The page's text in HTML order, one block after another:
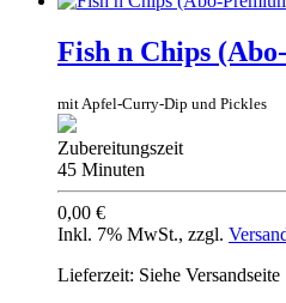
Fish n Chips
mit Apfel-Curry-Dip und Pickles
Zubereitungszeit
45 Minuten
0,00 €
Inkl. 7% MwSt., zzgl.
Lieferzeit: Siehe Versandseite